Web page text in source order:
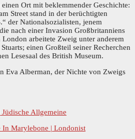
Ort mit beklemmender Geschichte:
Street stand in der berüchtigten
der Nationalsozialisten, jenem
nach einer Invasion Großbritanniens
arbeitete Zweig unter anderem
einen Großteil seiner Recherchen
Lesesaal des British Museum.
Eva Alberman, der Nichte von Zweigs
Allgemeine
In Marylebone | Londonist